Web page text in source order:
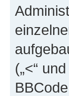
(„<“